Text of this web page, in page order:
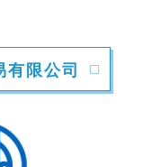
有限公司